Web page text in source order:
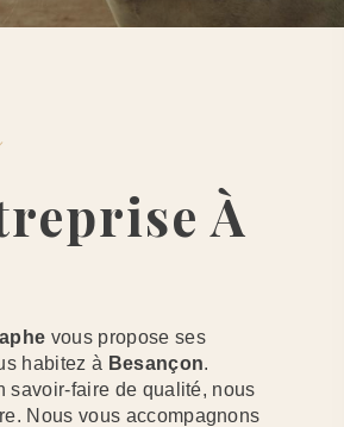
vous propose ses
habitez à Besançon.
savoir-faire de qualité, nous
Nous vous accompagnons